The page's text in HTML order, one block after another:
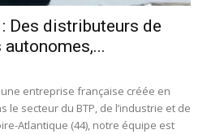
Des distributeurs de
autonomes,...
entreprise française créée en
le secteur du BTP, de l’industrie et de
Atlantique (44), notre équipe est